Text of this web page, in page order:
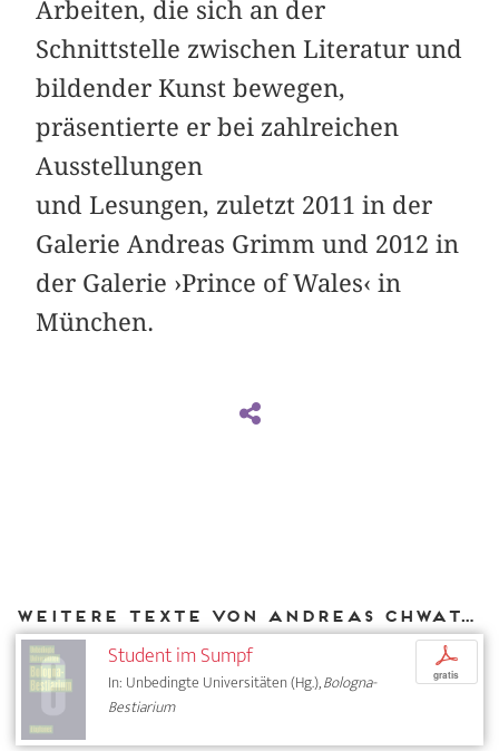
Arbeiten, die sich an der
Schnittstelle zwischen Literatur und
bildender Kunst bewegen,
präsentierte er bei zahlreichen
Ausstellungen
und Lesungen, zuletzt 2011 in der
Galerie Andreas Grimm und 2012 in
der Galerie ›Prince of Wales‹ in
München.
Weitere Texte von Andreas Chwatal bei DIAPHANES
Student im Sumpf
In: Unbedingte Universitäten (Hg.),Bologna-
Bestiarium
p
gratis